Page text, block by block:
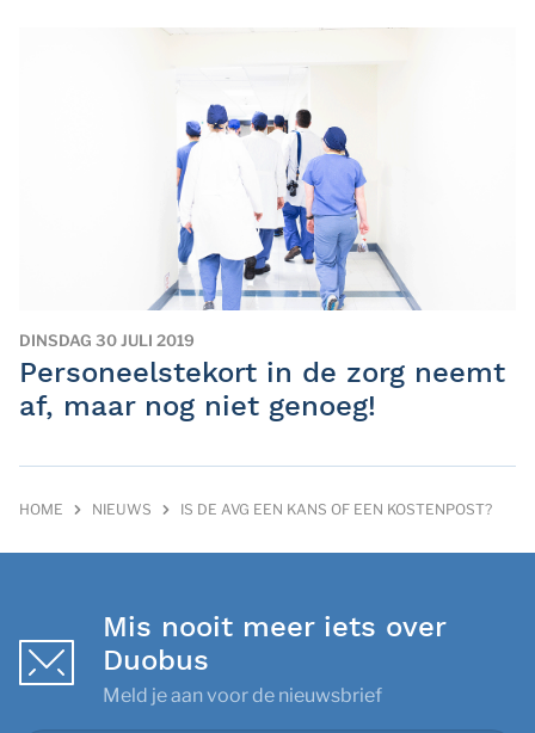
DINSDAG 30 JULI 2019
Personeelstekort in de zorg neemt
af, maar nog niet genoeg!
HOME NIEUWS IS DE AVG EEN KANS OF EEN KOSTENPOST?
Mis nooit meer iets over
Duobus
Meld je aan voor de nieuwsbrief